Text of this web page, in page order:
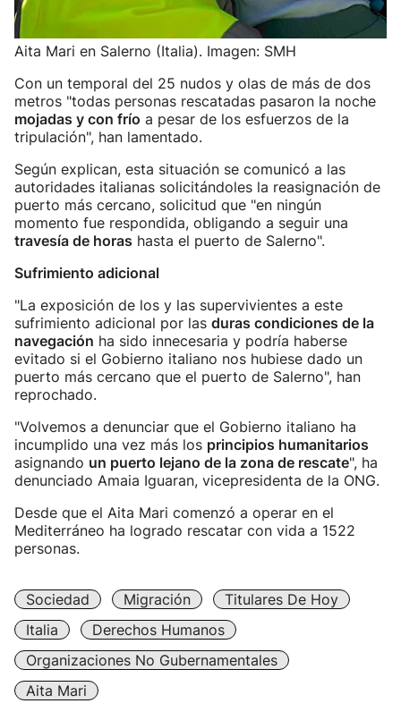
Aita Mari en Salerno (Italia). Imagen: SMH
Con un temporal del 25 nudos y olas de más de dos
metros "todas personas rescatadas pasaron la noche
mojadas y con frío a pesar de los esfuerzos de la
tripulación", han lamentado.
Según explican, esta situación se comunicó a las
autoridades italianas solicitándoles la reasignación de
puerto más cercano, solicitud que "en ningún
momento fue respondida, obligando a seguir una
travesía de horas hasta el puerto de Salerno".
Sufrimiento adicional
"La exposición de los y las supervivientes a este
sufrimiento adicional por las duras condiciones de la
navegación ha sido innecesaria y podría haberse
evitado si el Gobierno italiano nos hubiese dado un
puerto más cercano que el puerto de Salerno", han
reprochado.
"Volvemos a denunciar que el Gobierno italiano ha
incumplido una vez más los principios humanitarios
asignando un puerto lejano de la zona de rescate", ha
denunciado Amaia Iguaran, vicepresidenta de la ONG.
Desde que el Aita Mari comenzó a operar en el
Mediterráneo ha logrado rescatar con vida a 1522
personas.
Sociedad Migración
Titulares De Hoy
Italia
Derechos Humanos
Organizaciones No Gubernamentales
Aita Mari